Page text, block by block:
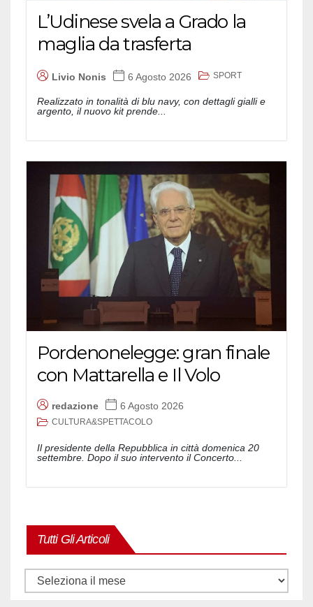
L’Udinese svela a Grado la
maglia da trasferta
Livio Nonis 6 Agosto 2026 SPORT
Realizzato in tonalità di blu navy, con dettagli gialli e
argento, il nuovo kit prende...
Pordenonelegge: gran finale
con Mattarella e Il Volo
redazione 6 Agosto 2026
CULTURA&SPETTACOLO
Il presidente della Repubblica in città domenica 20
settembre. Dopo il suo intervento il Concerto...
Tutti Gli Articoli
Tutti